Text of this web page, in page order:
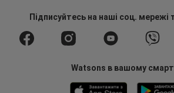
Підписуйтесьна наші соц. мережі
Watsons в вашому